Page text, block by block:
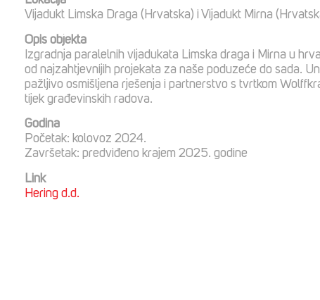
Vijadukt Limska Draga (Hrvatska) i Vijadukt Mirna
Opis objekta
Izgradnja paralelnih vijadukata Limska draga i Mirna u
od najzahtjevnijih projekata za naše poduzeće do sada.
pažljivo osmišljena rješenja i partnerstvo s tvrtkom
tijek građevinskih radova.
Godina
Početak: kolovoz 2024.
Završetak: predviđeno krajem 2025. godine
Link
Hering d.d.